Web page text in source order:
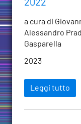
2022
a cura di
Alessandro
Gasparella
2023
Leggi tutto